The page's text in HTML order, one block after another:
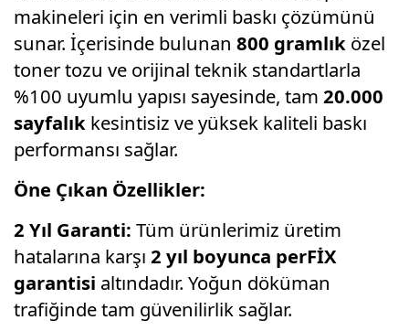
makineleri için en verimli baskı çözümünü
sunar. İçerisinde bulunan 800 gramlık özel
toner tozu ve orijinal teknik standartlarla
%100 uyumlu yapısı sayesinde, tam 20.000
sayfalık kesintisiz ve yüksek kaliteli baskı
performansı sağlar.
Öne Çıkan Özellikler:
2 Yıl Garanti: Tüm ürünlerimiz üretim
hatalarına karşı 2 yıl boyunca perFİX
garantisi altındadır. Yoğun döküman
trafiğinde tam güvenilirlik sağlar.